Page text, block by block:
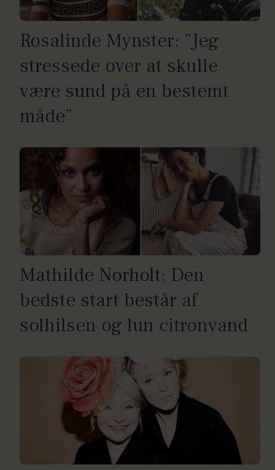
Rosalinde Mynster: ”Jeg
stressede over at skulle
være sund på en bestemt
måde”
Mathilde Norholt: Den
bedste start består af
solhilsen og lun citronvand